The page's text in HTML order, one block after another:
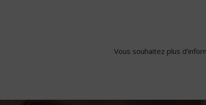
Vous souhaitez plus